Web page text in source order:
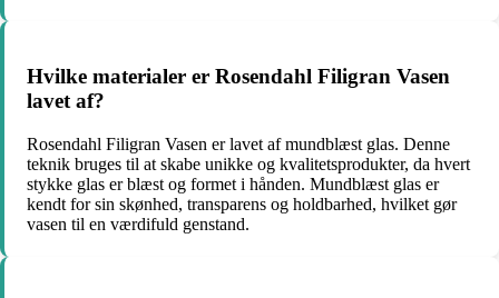
Hvilke materialer er Rosendahl Filigran Vasen
lavet af?
Rosendahl Filigran Vasen er lavet af mundblæst glas. Denne
teknik bruges til at skabe unikke og kvalitetsprodukter, da hvert
stykke glas er blæst og formet i hånden. Mundblæst glas er
kendt for sin skønhed, transparens og holdbarhed, hvilket gør
vasen til en værdifuld genstand.